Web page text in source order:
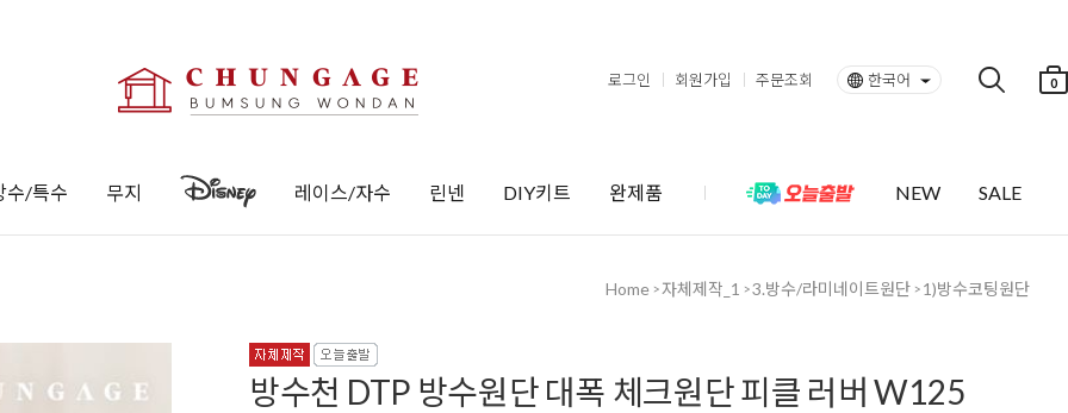
로그인 회원가입 주문조회 한국어 0
수/특수 무지 레이스/자수 린넨 DIY키트 완제품 NEW SALE
Home >자체제작_1 >3.방수/라미네이트원단 > 1)방수코팅원단
방수천 DTP 방수원단 대폭 체크원단 피클 러버 W125